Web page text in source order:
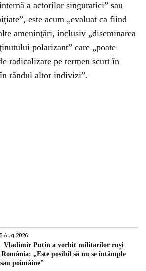
a actorilor singuratici” sau
este acum „evaluat ca fiind
ameninţări, inclusiv „diseminarea
polarizant” care „poate
radicalizare pe termen scurt în
rândul altor indivizi”.
Aug 2026
Vladimir Putin a vorbit militarilor ruși
România: „Este posibil să nu se întâmple
poimâine”